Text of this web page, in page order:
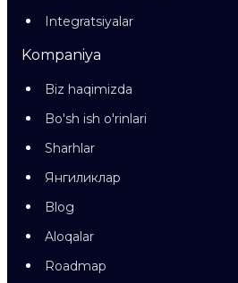
Integratsiyalar
Kompaniya
Biz haqimizda
Bo'sh ish o'rinlari
Sharhlar
Янгиликлар
Blog
Aloqalar
Roadmap